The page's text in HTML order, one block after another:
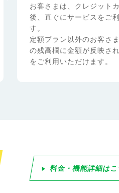
お客さまは、クレジット
後、直ぐにサービスをご
す。
定額プラン以外のお客さ
の残高欄に金額が反映さ
をご利用いただけます。
料金・機能詳細はこ